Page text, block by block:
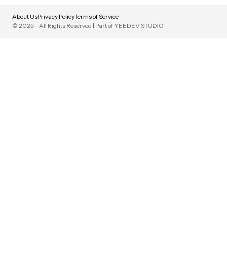
About UsPrivacy PolicyTerms of Service
© 2025 - All Rights Reserved | Part of YEEDEV STUDIO